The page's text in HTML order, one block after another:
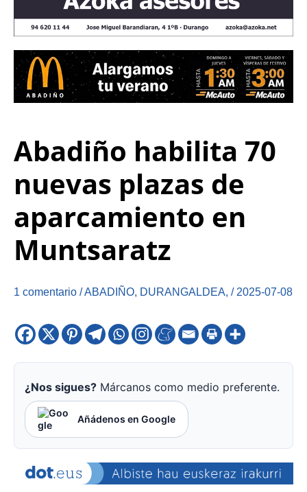
Abadiño habilita 70
nuevas plazas de
aparcamiento en
Muntsaratz
1 comentario /ABADIÑO, DURANGALDEA, / 2025-07-08
¿Nos sigues? Márcanos como medio preferente.
Añádenos en Google